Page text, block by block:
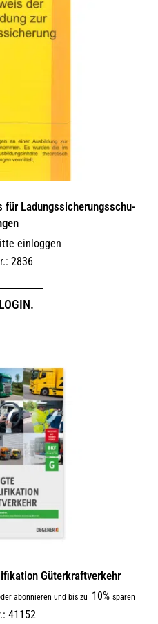
für Ladungs­si­che­rungs­schu­
einloggen
2836
Güterkraftverkehr
abonnieren und bis zu 10% sparen
41152